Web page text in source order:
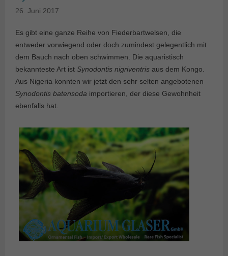
26. Juni 2017
Es gibt eine ganze Reihe von Fiederbartwelsen, die
entweder vorwiegend oder doch zumindest gelegentlich mit
dem Bauch nach oben schwimmen. Die aquaristisch
bekannteste Art ist Synodontis nigriventris aus dem Kongo.
Aus Nigeria konnten wir jetzt den sehr selten angebotenen
Synodontis batensoda importieren, der diese Gewohnheit
ebenfalls hat.